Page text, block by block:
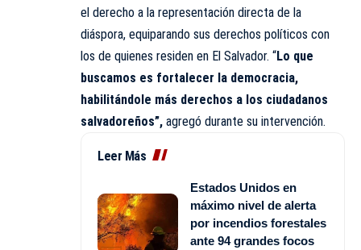
el derecho a la representación directa de la
diáspora, equiparando sus derechos políticos con
los de quienes residen en El Salvador. “Lo que
buscamos es fortalecer la democracia,
habilitándole más derechos a los ciudadanos
salvadoreños”, agregó durante su intervención.
Leer Más
Estados Unidos en
máximo nivel de alerta
por incendios forestales
ante 94 grandes focos